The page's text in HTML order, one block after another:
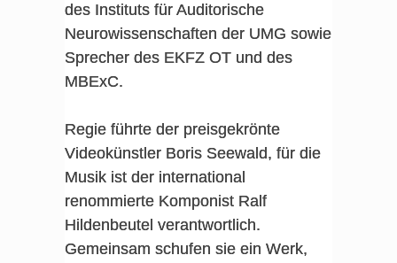
des Instituts für Auditorische
Neurowissenschaften der UMG sowie
Sprecher des EKFZ OT und des
MBExC.
Regie führte der preisgekrönte
Videokünstler Boris Seewald, für die
Musik ist der international
renommierte Komponist Ralf
Hildenbeutel verantwortlich.
Gemeinsam schufen sie ein Werk,